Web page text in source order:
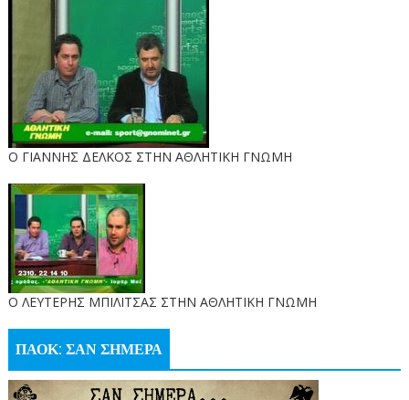
Ο ΓΙΑΝΝΗΣ ΔΕΛΚΟΣ ΣΤΗΝ ΑΘΛΗΤΙΚΗ ΓΝΩΜΗ
O ΛΕΥΤΕΡΗΣ ΜΠΙΛΙΤΣΑΣ ΣΤΗΝ ΑΘΛΗΤΙΚΗ ΓΝΩΜΗ
ΠΑΟΚ: ΣΑΝ ΣΗΜΕΡΑ